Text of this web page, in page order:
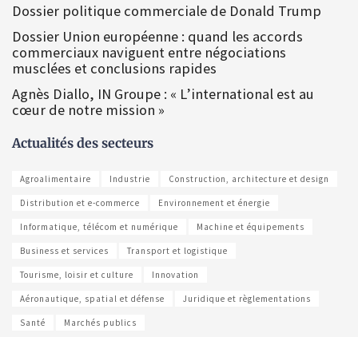
Dossier politique commerciale de Donald Trump
Dossier Union européenne : quand les accords
commerciaux naviguent entre négociations
musclées et conclusions rapides
Agnès Diallo, IN Groupe : « L’international est au
cœur de notre mission »
Actualités des secteurs
Agroalimentaire Industrie Construction, architecture et design
Distribution et e-commerce Environnement et énergie
Informatique, télécom et numérique Machine et équipements
Business et services Transport et logistique
Tourisme, loisir et culture Innovation
Aéronautique, spatial et défense Juridique et règlementations
Santé Marchés publics